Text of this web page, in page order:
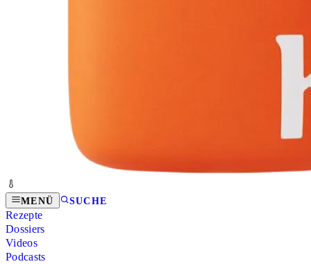
MENÜ SUCHE
Rezepte
Dossiers
Videos
Podcasts